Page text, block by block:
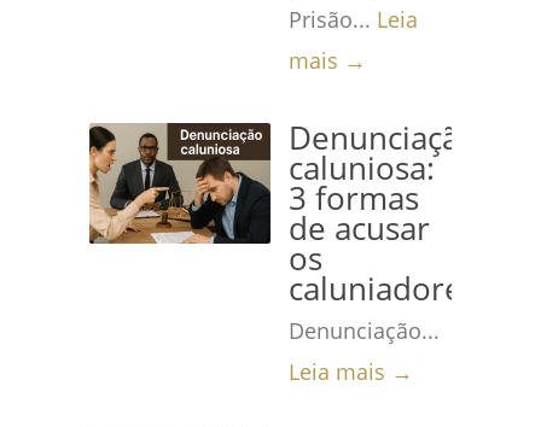
Prisão... Leia
mais →
Denunciação
caluniosa:
3 formas
de acusar
os
caluniadores
Denunciação...
Leia mais →